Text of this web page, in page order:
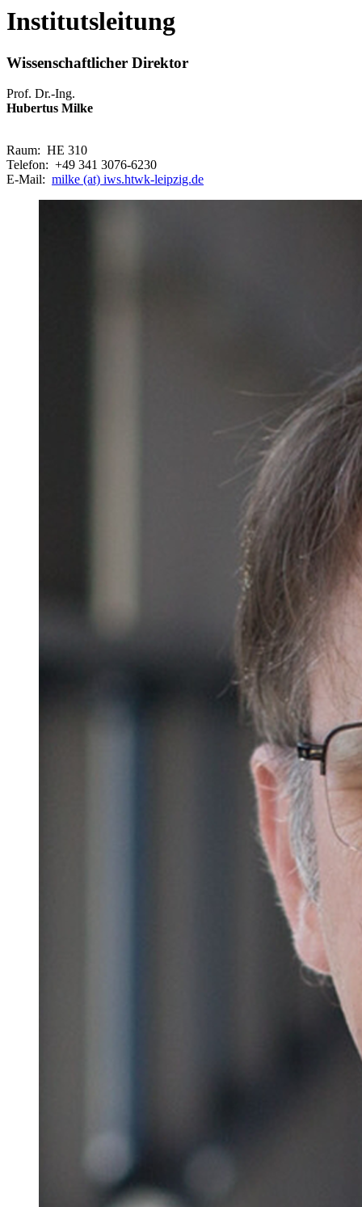
Institutsleitung
Wissenschaftlicher Direktor
Prof. Dr.-Ing.
Hubertus Milke
Raum: HE 310
Telefon: +49 341 3076-6230
E-Mail: milke (at) iws.htwk-leipzig.de